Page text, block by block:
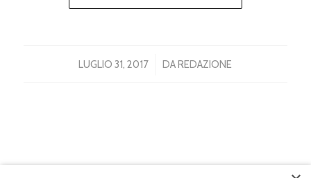
LUGLIO 31, 2017
/ DAREDAZIONE